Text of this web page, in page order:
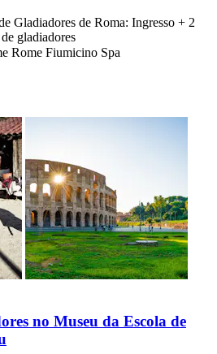
Gladiadores de Roma: Ingresso + 2
gladiadores
Rome Fiumicino Spa
no Museu da Escola de